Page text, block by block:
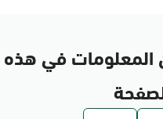
في هذه